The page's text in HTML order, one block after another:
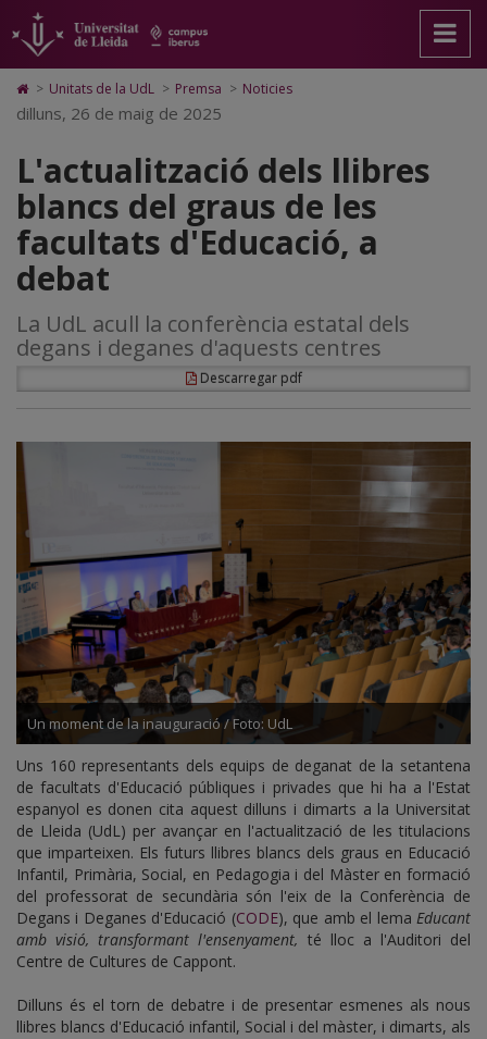
L'actualització
dels
llibres
blancs
del
graus
de
les
facultats
d'Educació,
debat
pàgina
principal.
Universitat
Lleida
contingut
principal
Mapa
Web.
Universitat
Cerca
Accessibilitat.
Universitat
Lleida
Icono
de
Home
a
la
página
de
inicio
> Unitats de la UdL > Premsa > Noticies
dilluns, 26 de maig de 2025
L'actualització dels llibres
blancs del graus de les
facultats d'Educació, a
debat
La UdL acull la conferència estatal dels
degans i deganes d'aquests centres
Descarregar pdf
Un moment de la inauguració / Foto: UdL
Uns 160 representants dels equips de deganat de la setantena
de facultats d'Educació públiques i privades que hi ha a l'Estat
espanyol es donen cita aquest dilluns i dimarts a la Universitat
de Lleida (UdL) per avançar en l'actualització de les titulacions
que imparteixen. Els futurs llibres blancs dels graus en Educació
Infantil, Primària, Social, en Pedagogia i del Màster en formació
del professorat de secundària són l'eix de la Conferència de
Degans i Deganes d'Educació (CODE), que amb el lemaEducant
amb visió, transformant l'ensenyament, té lloc a l'Auditori del
Centre de Cultures de Cappont.
Dilluns és el torn de debatre i de presentar esmenes als nous
llibres blancs d'Educació infantil, Social i del màster, i dimarts, als